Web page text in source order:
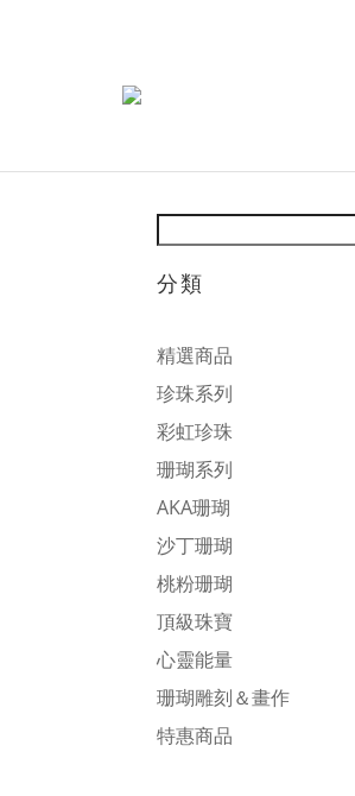
分類
精選商品
珍珠系列
彩虹珍珠
珊瑚系列
AKA珊瑚
沙丁珊瑚
桃粉珊瑚
頂級珠寶
心靈能量
珊瑚雕刻＆畫作
特惠商品